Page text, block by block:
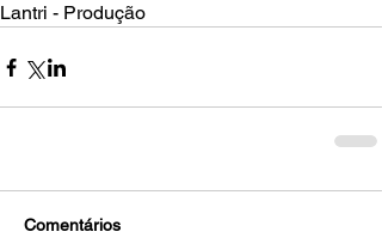
Lantri - Produção
Comentários